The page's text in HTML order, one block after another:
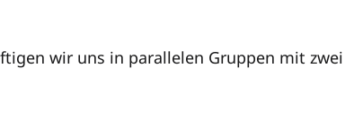
wir uns in parallelen Gruppen mit